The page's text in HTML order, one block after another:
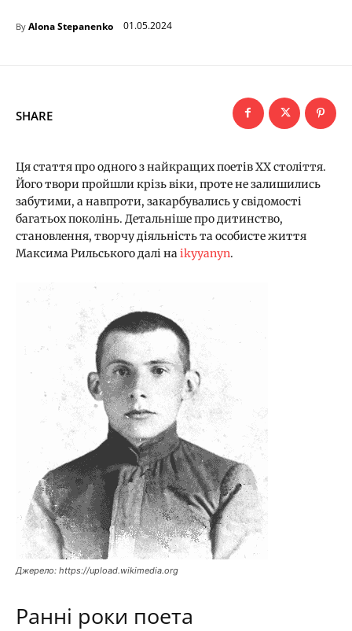
By Alona Stepanenko 01.05.2024
SHARE
Ця стаття про одного з найкращих поетів XX століття.
Його твори пройшли крізь віки, проте не залишились
забутими, а навпроти, закарбувались у свідомості
багатьох поколінь. Детальніше про дитинство,
становлення, творчу діяльність та особисте життя
Максима Рильського далі наikyyanyn.
Джерело: https://upload.wikimedia.org
Ранні роки поета